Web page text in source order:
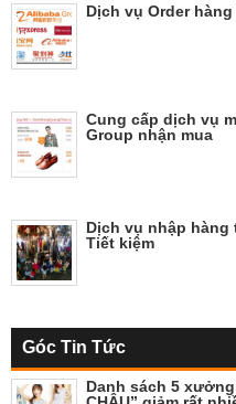
Dịch vụ Order
Cung cấp dịch vụ
Group nhận mua
Dịch vụ nhập
Tiết kiệm
Góc Tin Tức
Danh sách 5 xưởng